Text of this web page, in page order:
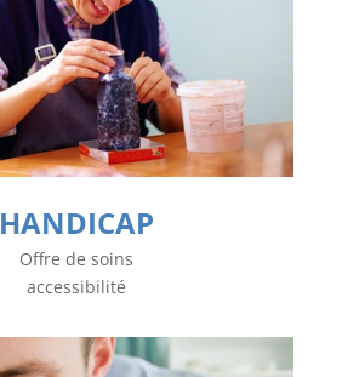
HANDICAP
Offre de soins
accessibilité